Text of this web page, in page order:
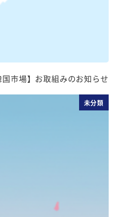
国市場】お取組みのお知らせ
未分類